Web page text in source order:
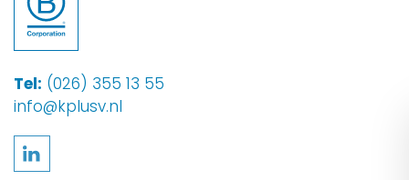
Tel: (026) 355 13 55
info@kplusv.nl